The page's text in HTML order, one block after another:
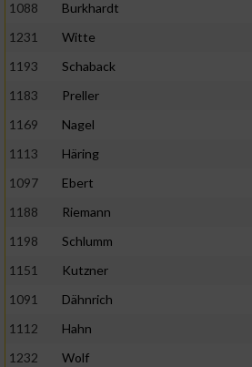
1088 Burkhardt
1231
Witte
1193
Schaback
1183
Preller
1169
Nagel
1113
Häring
1097
Ebert
1188
Riemann
1198
Schlumm
1151
Kutzner
1091
Dähnrich
1112
Hahn
1232
Wolf